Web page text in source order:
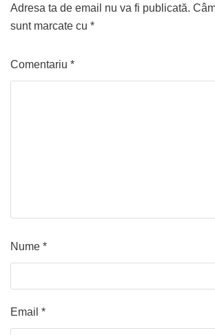
Adresa ta de email nu va fi publicată.
sunt marcate cu *
Comentariu *
Nume *
Email *